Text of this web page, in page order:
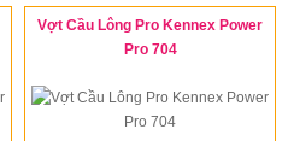
Vợt Cầu Lông Pro Kennex Power
Pro 704